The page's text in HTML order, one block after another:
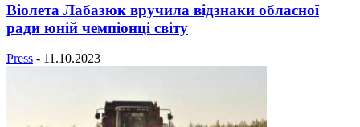
Віолета Лабазюк вручила відзнаки обласної
ради юній чемпіонці світу
Press - 11.10.2023